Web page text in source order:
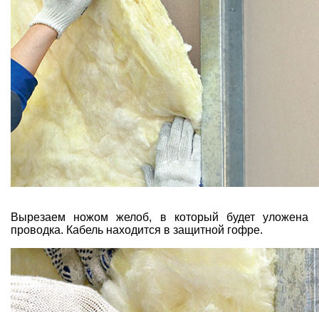
Вырезаем ножом желоб, в который будет уложена
проводка. Кабель находится в защитной гофре.